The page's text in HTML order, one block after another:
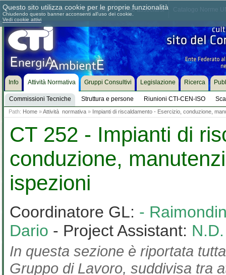
Chi siamo Dove siamo Contattaci Come associarsi
Info Attività Normativa
Commissioni Tecniche Struttura e persone Riunioni CTI-CEN-ISO
Gruppi Consultivi Legislazione Ricerca
Path: Home »Attività normativa » Impianti di riscaldamento - Esercizio, conduzione,
CT 252 - Impianti di
conduzione,
ispezioni
Coordinatore GL: -
Dario - Project Assistant: N.D.
In questa sezione è riportata
Gruppo di Lavoro, suddivisa tra
Questo sito utilizza cookie per le proprie funzionalità
Chiudendo questo banner acconsenti all'uso dei cookie.
Vedi cookie attivi